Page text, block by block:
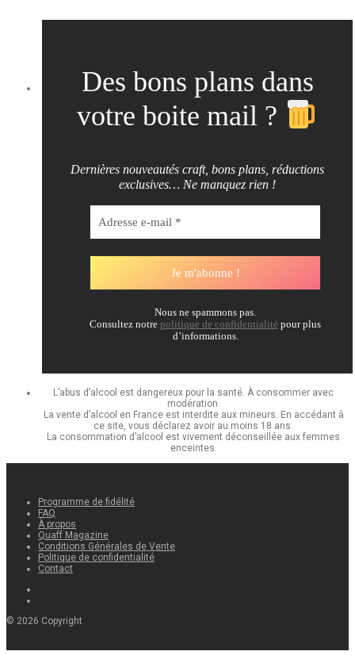
Des bons plans dans
votre boite mail ?
Dernières nouveautés craft, bons plans, réductions
exclusives… Ne manquez rien !
Nous ne spammons pas.
Consultez notre politique de confidentialité pour plus
d’informations.
L’abus d’alcool est dangereux pour la santé. À consommer avec
modération.
La vente d’alcool en France est interdite aux mineurs. En accédant à
ce site, vous déclarez avoir au moins 18 ans.
La consommation d’alcool est vivement déconseillée aux femmes
enceintes.
Programme de fidélité
FAQ
À propos
Quaff Magazine
Conditions Générales de Vente
Politique de confidentialité
Contact
© 2026 Copyright